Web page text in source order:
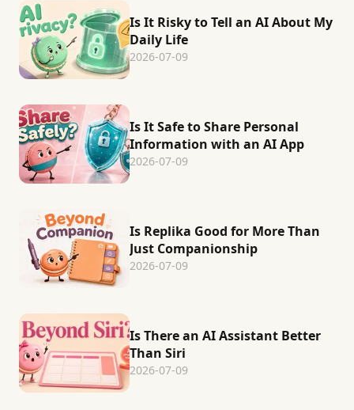
Is It Risky to Tell an AI About My
Daily Life
2026-07-09
Is It Safe to Share Personal
Information with an AI App
2026-07-09
Is Replika Good for More Than
Just Companionship
2026-07-09
Is There an AI Assistant Better
Than Siri
2026-07-09